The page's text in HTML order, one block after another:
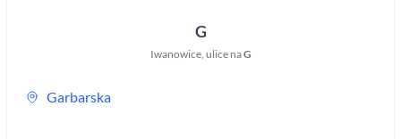
G
Iwanowice, ulice naG
Garbarska